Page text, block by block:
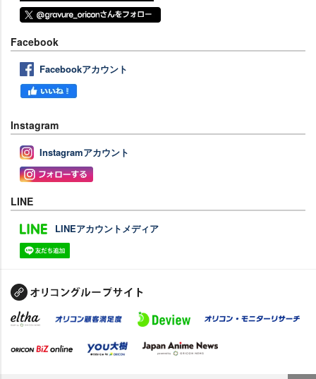
Facebook
Facebookアカウント
Instagram
Instagramアカウント
LINE
LINEアカウントメディア